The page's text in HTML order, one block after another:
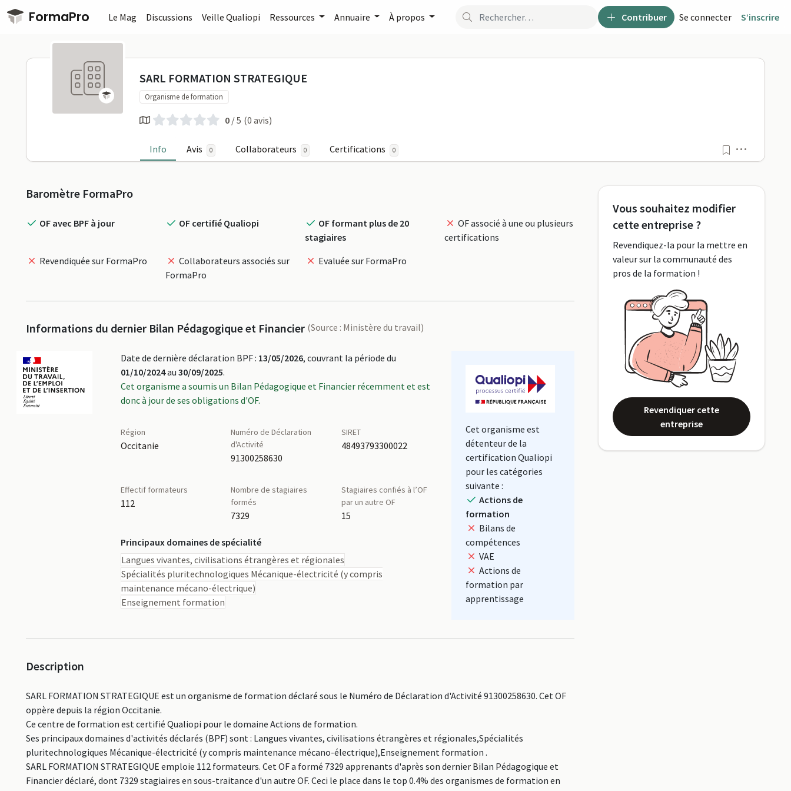
Passer au contenu principal
FormaPro Contribuer Se connecter S’inscrire
Le Mag Discussions Veille Qualiopi Ressources Annuaire À propos
SARL FORMATION STRATEGIQUE sur FormaPro
SARL FORMATION STRATEGIQUE
Organisme de formation
0 / 5 (0 avis)
Info Avis 0 Collaborateurs 0 Certifications 0
Profil
Baromètre FormaPro
OF avec BPF à jour OF certifié Qualiopi
OF formant plus de 20
stagiaires
OF associé à une ou plusieurs
certifications
Revendiquée sur FormaPro
Collaborateurs associés sur
FormaPro
Evaluée sur FormaPro
Informations du dernier Bilan Pédagogique et Financier (Source : Ministère du travail)
Date de dernière déclaration BPF : 13/05/2026, couvrant la période du
01/10/2024au 30/09/2025.
Cet organisme a soumis un Bilan Pédagogique et Financier récemment et est
donc à jour de ses obligations d'OF.
Région
Occitanie
Numéro de Déclaration
d'Activité
91300258630
SIRET
48493793300022
Effectif formateurs
112
Nombre de stagiaires
formés
7329
Stagiaires confiés à l’OF
par un autre OF
15
Principaux domaines de spécialité
Langues vivantes, civilisations étrangères et régionales
Spécialités pluritechnologiques Mécanique-électricité (y compris
maintenance mécano-électrique)
Enseignement formation
Cet organisme est
détenteur de la
certification Qualiopi
pour les catégories
suivante :
Actions de
formation
Bilans de
compétences
VAE
Actions de
formation par
apprentissage
Description
SARL FORMATION STRATEGIQUE est un organisme de formation déclaré sous le Numéro de Déclaration d'Activité 91300258630. Cet OF
oppère depuis la région Occitanie.
Ce centre de formation est certifié Qualiopi pour le domaine Actions de formation.
Ses principaux domaines d'activités déclarés (BPF) sont : Langues vivantes, civilisations étrangères et régionales,Spécialités
pluritechnologiques Mécanique-électricité (y compris maintenance mécano-électrique),Enseignement formation .
SARL FORMATION STRATEGIQUE emploie 112 formateurs. Cet OF a formé 7329 apprenants d'après son dernier Bilan Pédagogique et
Financier déclaré, dont 7329 stagiaires en sous-traitance d'un autre OF. Ceci le place dans le top 0.4% des organismes de formation en
Vous souhaitez modifier
cette entreprise ?
Revendiquez-la pour la mettre en
valeur sur la communauté des
pros de la formation !
Revendiquer cette
entreprise